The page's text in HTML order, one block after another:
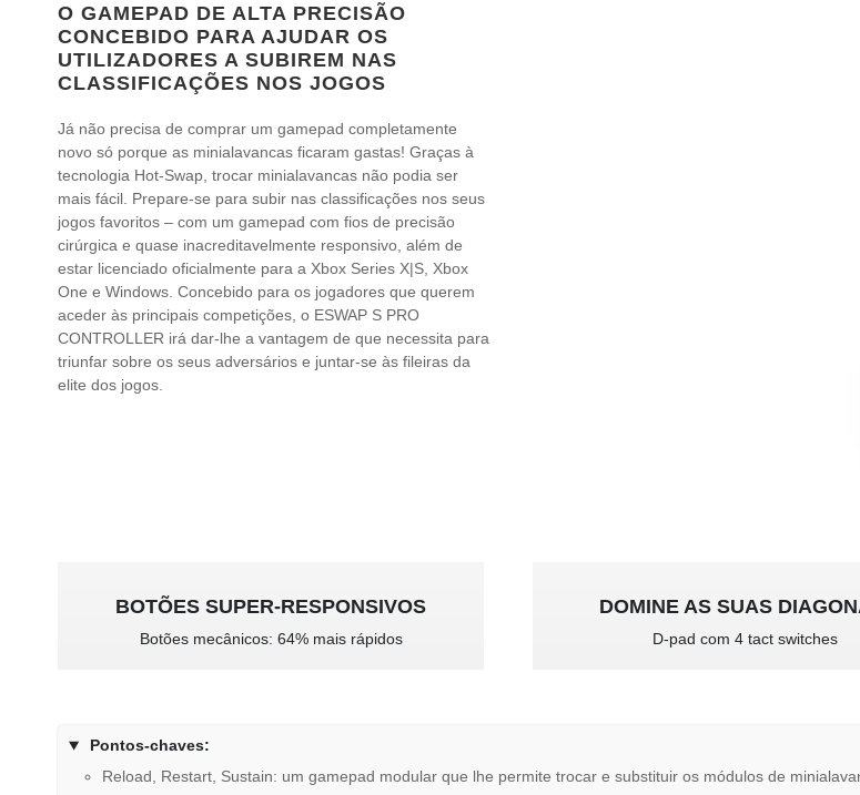
O GAMEPAD DE ALTA PRECISÃO
CONCEBIDO PARA AJUDAR OS
UTILIZADORES A SUBIREM NAS
CLASSIFICAÇÕES NOS JOGOS
Já não precisa de comprar um gamepad completamente
novo só porque as minialavancas ficaram gastas! Graças à
tecnologia Hot-Swap, trocar minialavancas não podia ser
mais fácil. Prepare-se para subir nas classificações nos seus
jogos favoritos – com um gamepad com fios de precisão
cirúrgica e quase inacreditavelmente responsivo, além de
estar licenciado oficialmente para a Xbox Series X|S, Xbox
One e Windows. Concebido para os jogadores que querem
aceder às principais competições, o ESWAP S PRO
CONTROLLER irá dar-lhe a vantagem de que necessita para
triunfar sobre os seus adversários e juntar-se às fileiras da
elite dos jogos.
BOTÕES SUPER-RESPONSIVOS
Botões mecânicos: 64% mais rápidos
DOMINE AS SUAS
D-pad com 4 tact switches
Pontos-chaves:
Reload, Restart, Sustain: um gamepad modular que lhe permite trocar e substituir os módulos de